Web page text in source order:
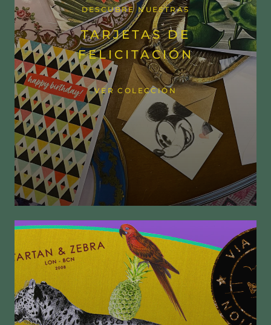
DESCUBRE NUESTRAS
TARJETAS DE
FELICITACIÓN
VER COLECCIÓN